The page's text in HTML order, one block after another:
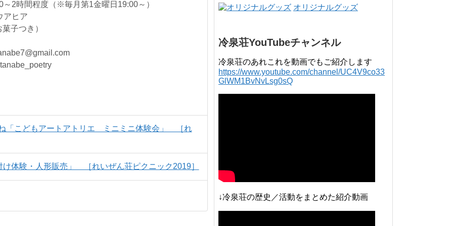
2時間程度（※毎月第1金曜日19:00～）
アヒア
子つき）
「こどもアートアトリエ ミニミニ体験会」 ［れ
体験・人形販売」 ［れいぜん荘ピクニック2019］
年 4月 〜 2018年 3月 2016年 4月 〜 2017年
3月 2015年 4月 〜 2016年 3月 2014年 4月 〜
オリジナルグッズ
冷泉荘YouTubeチャンネル
冷泉荘のあれこれを動画でもご紹介します
https://www.youtube.com/channel/UC4V9co33
GlWM1BvNvLsg0sQ
↓冷泉荘の歴史／活動をまとめた紹介動画